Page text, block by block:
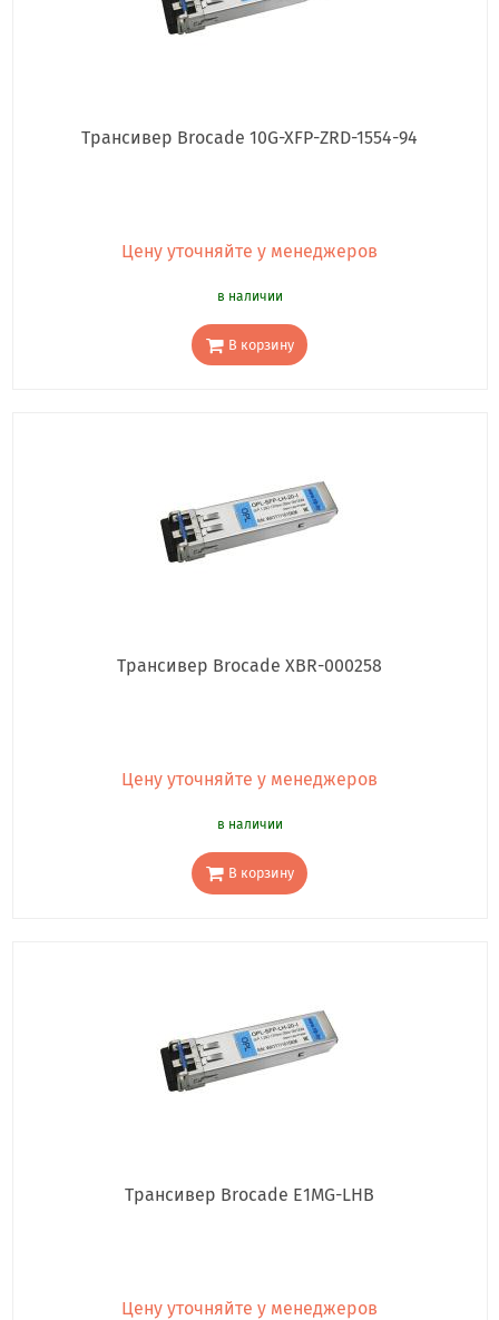
Трансивер Brocade 10G-XFP-ZRD-1554-94
Цену уточняйте у менеджеров
в наличии
В корзину
Трансивер Brocade XBR-000258
Цену уточняйте у менеджеров
в наличии
В корзину
Трансивер Brocade E1MG-LHB
Цену уточняйте у менеджеров